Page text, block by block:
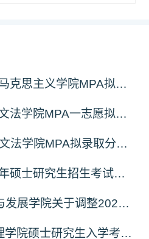
2026北京林业大学马克思主义学院MPA拟录取分析解读
2026北京科技大学文法学院MPA一志愿拟录取分析解读
2026北京化工大学文法学院MPA拟录取分析解读
关于调整我院2027年硕士研究生招生考试科目及参考书的通知
中国农业大学人文与发展学院关于调整2027年硕士研究生招生考试初试科目的通知
关于哲学与公共管理学院硕士研究生入学考试（初试） 考试科目及参考书目变更的通知（二）